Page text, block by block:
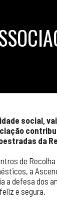
social,
da
de
a
a defesa
e segura.